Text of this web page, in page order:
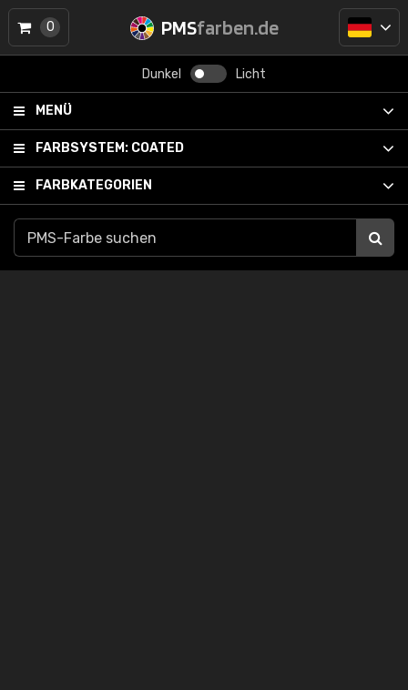
PMSfarben.de
Dunkel Licht
MENÜ
FARBSYSTEM: COATED
FARBKATEGORIEN
0